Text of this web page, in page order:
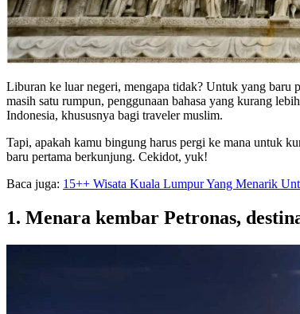
Liburan ke luar negeri, mengapa tidak? Untuk yang baru
masih satu rumpun, penggunaan bahasa yang kurang
Indonesia, khususnya bagi traveler muslim.
Tapi, apakah kamu bingung harus pergi ke mana untuk
baru pertama berkunjung. Cekidot, yuk!
Baca juga: 15++ Wisata Kuala Lumpur Yang Menarik
1. Menara kembar Petronas,